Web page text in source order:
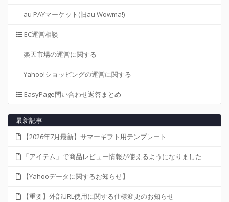
au PAYマーケット(旧au Wowma!)
EC運営相談
楽天市場の運営に関する
Yahoo!ショッピングの運営に関する
EasyPage問い合わせ返答まとめ
最新記事
【2026年7月最新】サマーギフト用テンプレート
「アイテム」で商品レビュー情報が使えるようになりました
【Yahooデータに関するお知らせ】
【重要】外部URL使用に関する仕様変更のお知らせ